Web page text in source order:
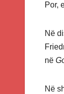
Por,
Në
në
Në